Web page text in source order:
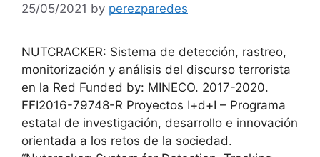
25/05/2021 by perezparedes
NUTCRACKER: Sistema de detección, rastreo,
monitorización y análisis del discurso terrorista
en la Red Funded by: MINECO. 2017-2020.
FFI2016-79748-R Proyectos I+d+I – Programa
estatal de investigación, desarrollo e innovación
orientada a los retos de la sociedad.